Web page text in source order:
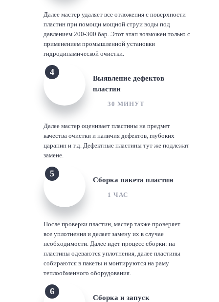
Далее мастер удаляет все отложения с поверхности
пластин при помощи мощной струи воды под
давлением 200-300 бар. Этот этап возможен только с
применением промышленной установки
гидродинамической очистки.
4
Выявление дефектов
пластин
30 МИНУТ
Далее мастер оценивает пластины на предмет
качества очистки и наличия дефектов, глубоких
царапин и т.д. Дефектные пластины тут же подлежат
замене.
5
Сборка пакета пластин
1 ЧАС
После проверки пластин, мастер также проверяет
все уплотнения и делает замену их в случае
необходимости. Далее идет процесс сборки: на
пластины одеваются уплотнения, далее пластины
собираются в пакеты и монтируются на раму
теплообменного оборудования.
6
Сборка и запуск